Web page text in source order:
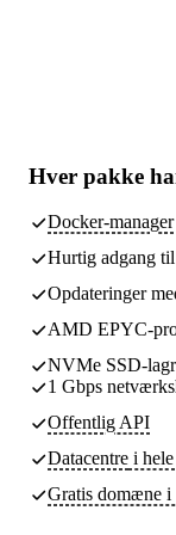
Hver pakke
Docker-manager
Hurtig adgang
Opdateringer
AMD EPYC-
NVMe SSD-
1 Gbps
Offentlig API
Datacentre i
Gratis domæne i